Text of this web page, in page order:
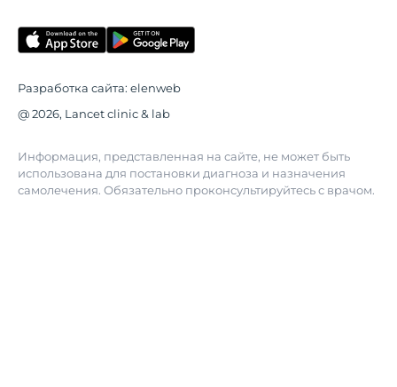
Разработка сайта: elenweb
@ 2026, Lancet clinic & lab
Информация, представленная на сайте, не может быть
использована для постановки диагноза и назначения
самолечения. Обязательно проконсультируйтесь с врачом.